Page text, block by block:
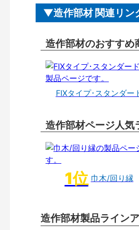
造作部材 関連リン
造作部材のおすすめ
FIXタイプ･スタンダー
造作部材ページ人気
巾木/回り縁
造作部材製品ライン